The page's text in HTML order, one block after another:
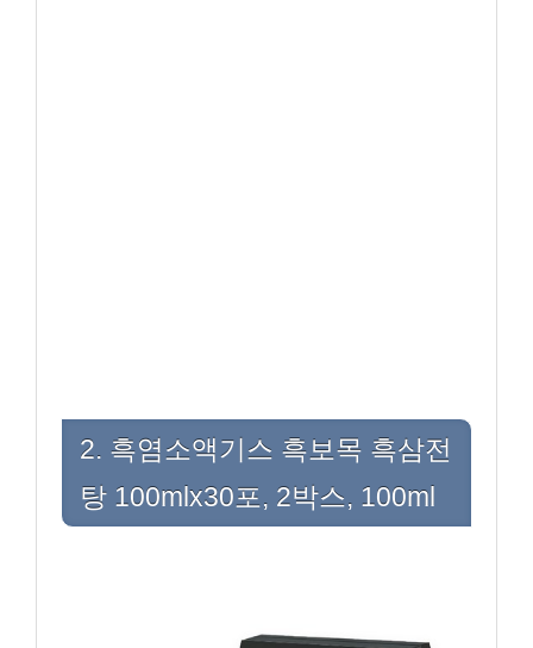
2. 흑염소액기스 흑보목 흑삼전
탕 100mlx30포, 2박스, 100ml